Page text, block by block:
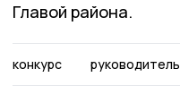
Главой района.
конкурс руководитель